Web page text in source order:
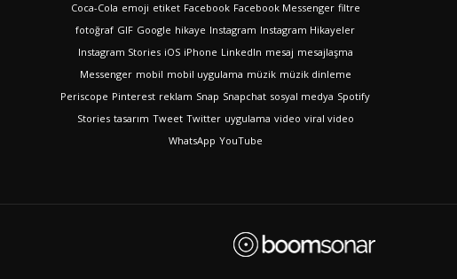
Coca-Cola emoji etiket Facebook Facebook Messenger filtre
fotoğraf GIF Google hikaye Instagram Instagram Hikayeler
Instagram Stories iOS iPhone LinkedIn mesaj mesajlaşma
Messenger mobil mobil uygulama müzik müzik dinleme
Periscope Pinterest reklam Snap Snapchat sosyal medya Spotify
Stories tasarım Tweet Twitter uygulama video viral video
WhatsApp YouTube